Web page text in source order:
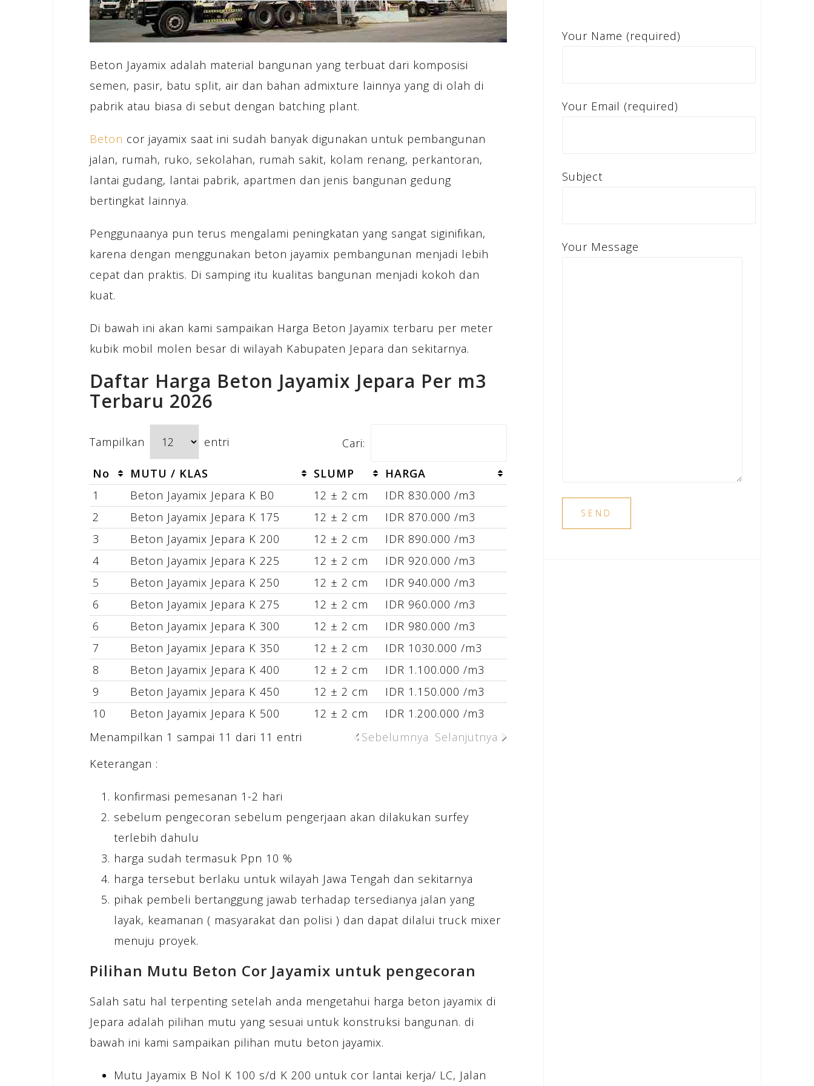
Beton Jayamix adalah material bangunan yang terbuat dari komposisi
semen, pasir, batu split, air dan bahan admixture lainnya yang di olah di
pabrik atau biasa di sebut dengan batching plant.
Beton cor jayamix saat ini sudah banyak digunakan untuk pembangunan
jalan, rumah, ruko, sekolahan, rumah sakit, kolam renang, perkantoran,
lantai gudang, lantai pabrik, apartmen dan jenis bangunan gedung
bertingkat lainnya.
Penggunaanya pun terus mengalami peningkatan yang sangat siginifikan,
karena dengan menggunakan beton jayamix pembangunan menjadi lebih
cepat dan praktis. Di samping itu kualitas bangunan menjadi kokoh dan
kuat.
Di bawah ini akan kami sampaikan Harga Beton Jayamix terbaru per meter
kubik mobil molen besar di wilayah Kabupaten Jepara dan sekitarnya.
Daftar Harga Beton Jayamix Jepara Per m3
Terbaru 2026
Tampilkan entri Cari:
No MUTU / KLAS SLUMP
HARGA
1
Beton Jayamix Jepara K B0 12 ± 2 cm
IDR 830.000 /m3
2
Beton Jayamix Jepara K 175 12 ± 2 cm
IDR 870.000 /m3
3
Beton Jayamix Jepara K 200 12 ± 2 cm
IDR 890.000 /m3
4
Beton Jayamix Jepara K 225 12 ± 2 cm
IDR 920.000 /m3
5
Beton Jayamix Jepara K 250 12 ± 2 cm
IDR 940.000 /m3
6
Beton Jayamix Jepara K 275 12 ± 2 cm
IDR 960.000 /m3
6
Beton Jayamix Jepara K 300 12 ± 2 cm
IDR 980.000 /m3
7
Beton Jayamix Jepara K 350 12 ± 2 cm
IDR 1030.000 /m3
8
Beton Jayamix Jepara K 400 12 ± 2 cm
IDR 1.100.000 /m3
9
Beton Jayamix Jepara K 450 12 ± 2 cm
IDR 1.150.000 /m3
10
Beton Jayamix Jepara K 500 12 ± 2 cm
IDR 1.200.000 /m3
Menampilkan 1 sampai 11 dari 11 entri
Sebelumnya Selanjutnya
Keterangan :
konfirmasi pemesanan 1-2 hari
sebelum pengecoran sebelum pengerjaan akan dilakukan surfey
terlebih dahulu
harga sudah termasuk Ppn 10 %
harga tersebut berlaku untuk wilayah Jawa Tengah dan sekitarnya
pihak pembeli bertanggung jawab terhadap tersedianya jalan yang
layak, keamanan ( masyarakat dan polisi ) dan dapat dilalui truck mixer
menuju proyek.
Pilihan Mutu Beton Cor Jayamix untuk pengecoran
Salah satu hal terpenting setelah anda mengetahui harga beton jayamix di
Jepara adalah pilihan mutu yang sesuai untuk konstruksi bangunan. di
bawah ini kami sampaikan pilihan mutu beton jayamix.
Mutu Jayamix B Nol K 100 s/d K 200 untuk cor lantai kerja/ LC, Jalan
Your Name (required)
Your Email (required)
Subject
Your Message